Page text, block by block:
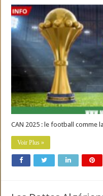
CAN 2025 : le football comme
Voir Plus »